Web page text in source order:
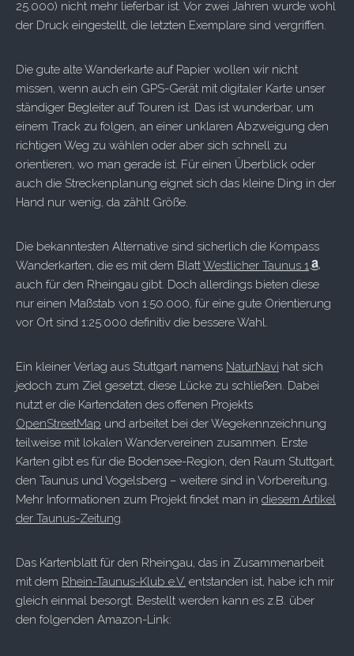
25.000) nicht mehr lieferbar ist. Vor zwei Jahren wurde wohl
der Druck eingestellt, die letzten Exemplare sind vergriffen.
Die gute alte Wanderkarte auf Papier wollen wir nicht
missen, wenn auch ein GPS-Gerät mit digitaler Karte unser
ständiger Begleiter auf Touren ist. Das ist wunderbar, um
einem Track zu folgen, an einer unklaren Abzweigung den
richtigen Weg zu wählen oder aber sich schnell zu
orientieren, wo man gerade ist. Für einen Überblick oder
auch die Streckenplanung eignet sich das kleine Ding in der
Hand nur wenig, da zählt Größe.
Die bekanntesten Alternative sind sicherlich die Kompass
Wanderkarten, die es mit dem BlattWestlicher Taunus 1
auch für den Rheingau gibt. Doch allerdings bieten diese
nur einen Maßstab von 1:50.000, für eine gute Orientierung
vor Ort sind 1:25.000 definitiv die bessere Wahl.
Ein kleiner Verlag aus Stuttgart namens NaturNavi hat sich
jedoch zum Ziel gesetzt, diese Lücke zu schließen. Dabei
nutzt er die Kartendaten des offenen Projekts
OpenStreetMap und arbeitet bei der Wegekennzeichnung
teilweise mit lokalen Wandervereinen zusammen. Erste
Karten gibt es für die Bodensee-Region, den Raum Stuttgart,
den Taunus und Vogelsberg – weitere sind in Vorbereitung.
Mehr Informationen zum Projekt findet man in diesem Artikel
der Taunus-Zeitung.
Das Kartenblatt für den Rheingau, das in Zusammenarbeit
mit dem Rhein-Taunus-Klub e.V. entstanden ist, habe ich mir
gleich einmal besorgt. Bestellt werden kann es z.B. über
den folgenden Amazon-Link: